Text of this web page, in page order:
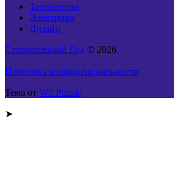
Технологии
Электрика
Дизайн
Строительный Гид © 2026
Политика конфиденциальности
Тема от WP Puzzle
➤